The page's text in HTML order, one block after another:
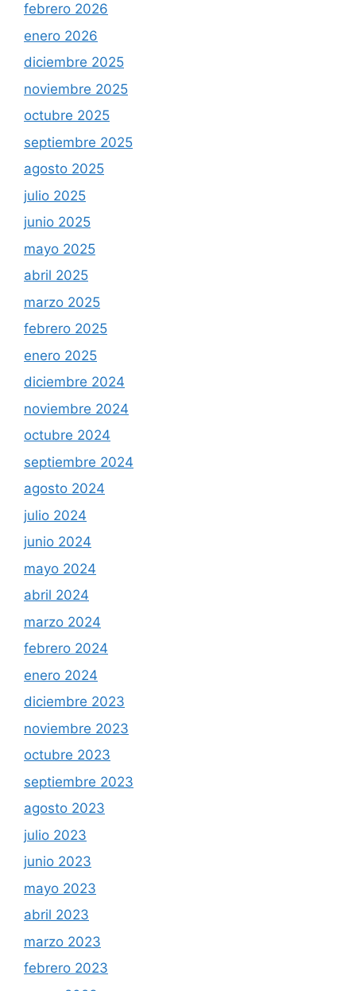
febrero 2026
enero 2026
diciembre 2025
noviembre 2025
octubre 2025
septiembre 2025
agosto 2025
julio 2025
junio 2025
mayo 2025
abril 2025
marzo 2025
febrero 2025
enero 2025
diciembre 2024
noviembre 2024
octubre 2024
septiembre 2024
agosto 2024
julio 2024
junio 2024
mayo 2024
abril 2024
marzo 2024
febrero 2024
enero 2024
diciembre 2023
noviembre 2023
octubre 2023
septiembre 2023
agosto 2023
julio 2023
junio 2023
mayo 2023
abril 2023
marzo 2023
febrero 2023